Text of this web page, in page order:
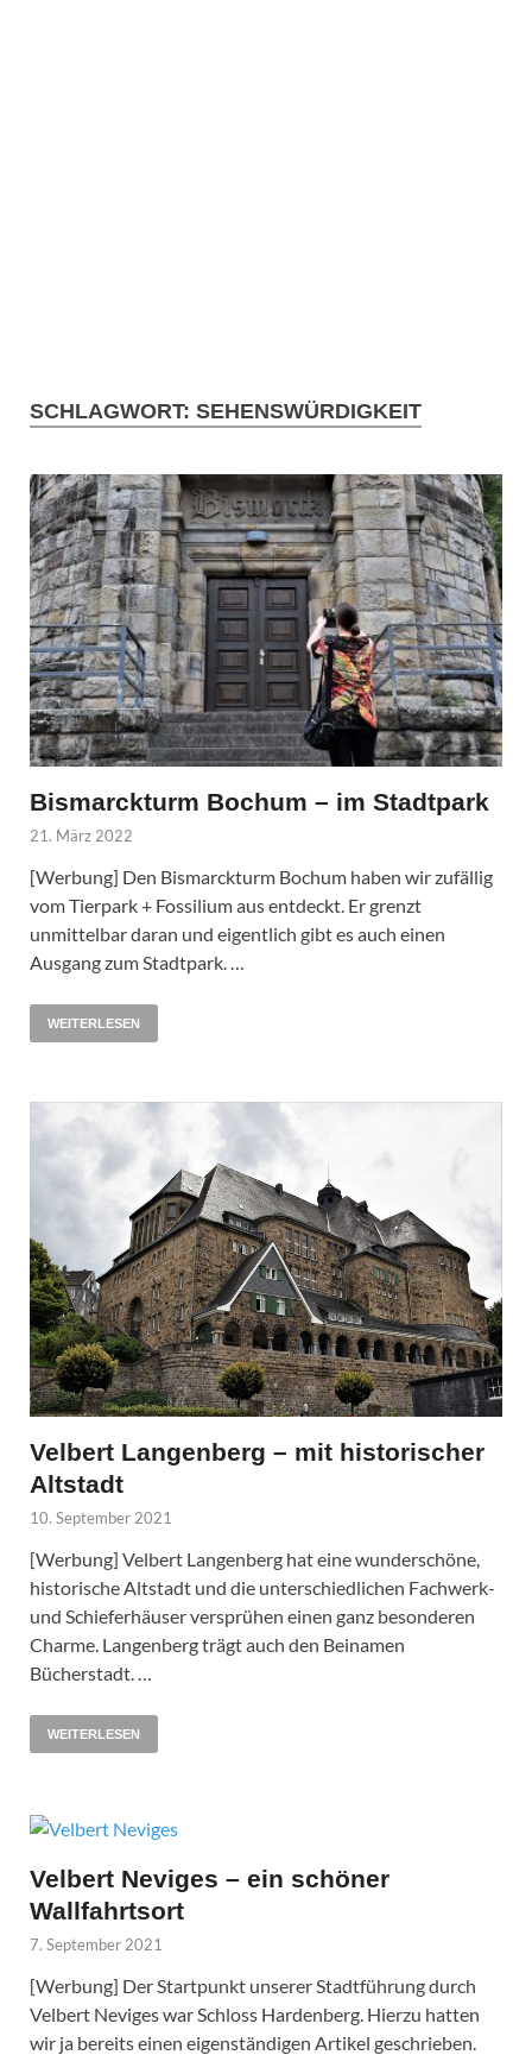
SCHLAGWORT: SEHENSWÜRDIGKEIT
Bismarckturm Bochum – im Stadtpark
21. März 2022
[Werbung] Den Bismarckturm Bochum haben wir zufällig
vom Tierpark + Fossilium aus entdeckt. Er grenzt
unmittelbar daran und eigentlich gibt es auch einen
Ausgang zum Stadtpark. …
WEITERLESEN
Velbert Langenberg – mit historischer
Altstadt
10. September 2021
[Werbung] Velbert Langenberg hat eine wunderschöne,
historische Altstadt und die unterschiedlichen Fachwerk-
und Schieferhäuser versprühen einen ganz besonderen
Charme. Langenberg trägt auch den Beinamen
Bücherstadt. …
WEITERLESEN
Velbert Neviges – ein schöner
Wallfahrtsort
7. September 2021
[Werbung] Der Startpunkt unserer Stadtführung durch
Velbert Neviges war Schloss Hardenberg. Hierzu hatten
wir ja bereits einen eigenständigen Artikel geschrieben.